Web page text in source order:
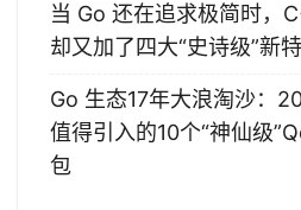
当 Go 还在追求极简时，
却又加了四大“史诗级”新
Go 生态17年大浪淘沙：
值得引入的10个“神仙级
包